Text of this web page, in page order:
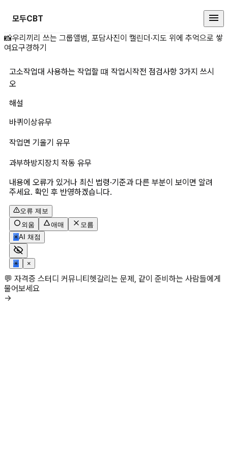
모두CBT
고소작업대 사용하는 작업할 떄
📸우리끼리 쓰는 그룹앨범, 포담사진이 캘린더·지도 위에 추억으로 쌓
여요구경하기
고소작업대 사용하는 작업할 떄 작업시작전 점검사항 3가지 쓰시
오
해설
바퀴이상유무
작업면 기울기 유무
과부하방지장치 작동 유무
내용에 오류가 있거나 최신 법령·기준과 다른 부분이 보이면 알려
주세요. 확인 후 반영하겠습니다.
오류 제보
외움
애매
모름
✳AI 채점
✳ ×
💬 자격증 스터디 커뮤니티헷갈리는 문제, 같이 준비하는 사람들에게
물어보세요
→